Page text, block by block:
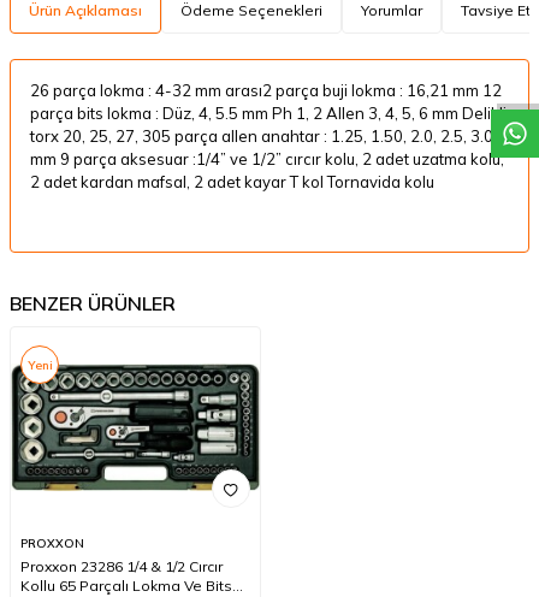
W
h
a
t
a
p
p
D
e
s
t
e
H
a
t
t
Ürün Açıklaması Ödeme Seçenekleri Yorumlar Tavsiye Et
26 parça lokma : 4-32 mm arası2 parça buji lokma : 16,21 mm 12
parça bits lokma : Düz, 4, 5.5 mm Ph 1, 2 Allen 3, 4, 5, 6 mm Delikli
torx 20, 25, 27, 305 parça allen anahtar : 1.25, 1.50, 2.0, 2.5, 3.0
mm 9 parça aksesuar :1/4” ve 1/2” cırcır kolu, 2 adet uzatma kolu,
2 adet kardan mafsal, 2 adet kayar T kol Tornavida kolu
BENZER ÜRÜNLER
Yeni
PROXXON
Proxxon 23286 1/4 & 1/2 Cırcır
Kollu 65 Parçalı Lokma Ve Bits